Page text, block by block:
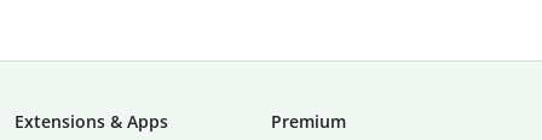
Extensions & Apps
Premium